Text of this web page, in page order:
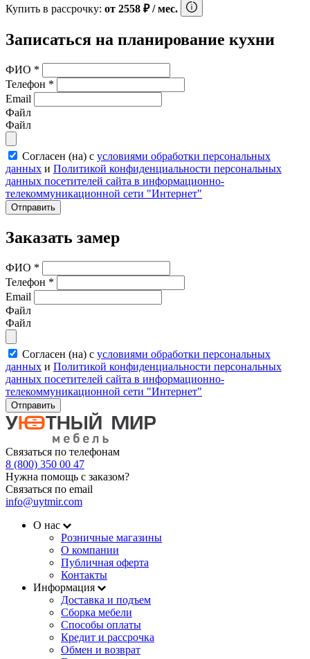
Купить в рассрочку: от 2558 ₽/ мес.
Записаться на планирование кухни
ФИО *
Телефон *
Email
Файл
Файл
Согласен (на) с условиями обработки персональных
данных и Политикой конфиденциальности персональных
данных посетителей сайта в информационно-
телекоммуникационной сети "Интернет"
Отправить
Заказать замер
ФИО *
Телефон *
Email
Файл
Файл
Согласен (на) с условиями обработки персональных
данных и Политикой конфиденциальности персональных
данных посетителей сайта в информационно-
телекоммуникационной сети "Интернет"
Отправить
Связаться по телефонам
8 (800) 350 00 47
Нужна помощь с заказом?
Связаться по email
info@uytmir.com
О нас
Розничные магазины
О компании
Публичная оферта
Контакты
Информация
Доставка и подъем
Сборка мебели
Способы оплаты
Кредит и рассрочка
Обмен и возврат